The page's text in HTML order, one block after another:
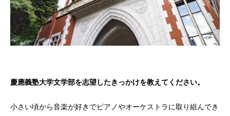
慶應義塾大学文学部を志望したきっかけを教えてください。
小さい頃から音楽が好きでピアノやオーケストラに取り組んでき